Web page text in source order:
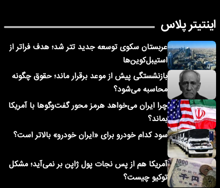
اینتیتر پلاس
عربستان سکوی توسعه جدید تتر شد؛ هدف فراتر از
استیبل‌کوین‌ها
بازنشستگی پیش از موعد برقرار ماند؛ حقوق چگونه
محاسبه می‌شود؟
چرا ایران می‌خواهد هرمز محور گفت‌وگوها با آمریکا
بماند؟
سود کدام خودرو برای «ایران خودرو» بالاتر است؟
آمریکا هم از پس نجات پول ژاپن بر نمی‌آید؛ مشکل
توکیو چیست؟